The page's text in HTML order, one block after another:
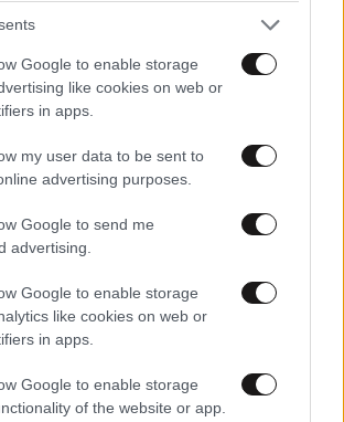
Google to enable storage
like cookies on web or
in apps.
my user data to be sent to
advertising purposes.
Google to send me
advertising.
Google to enable storage
like cookies on web or
in apps.
Google to enable storage
of the website or app.